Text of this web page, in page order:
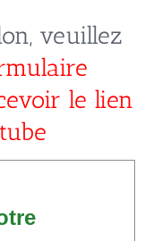
veuillez
le lien